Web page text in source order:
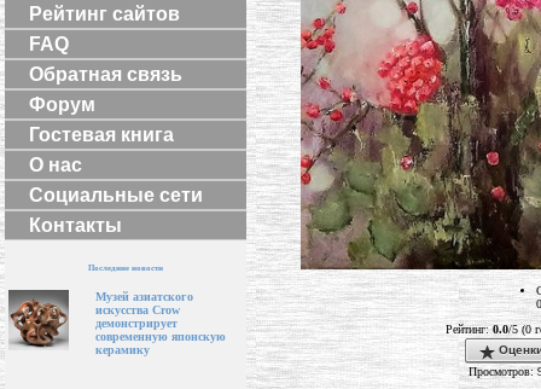
Рейтинг сайтов
FAQ
Обратная связь
Форум
Гостевая книга
О нас
Социальные сети
Контакты
Последние новости
Музей азиатского
искусства Crow
демонстрирует
современную японскую
керамику
Рейтинг:0.0/5 (0
Просмотров: